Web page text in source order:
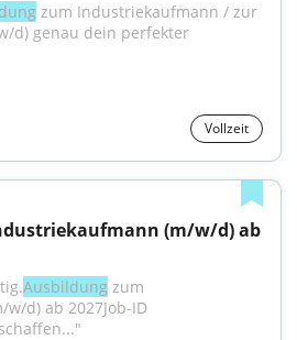
zum Industriekaufmann / zur
d) genau dein perfekter
Vollzeit
(m/w/d) ab
Ausbildung zum
d) ab 2027Job-ID